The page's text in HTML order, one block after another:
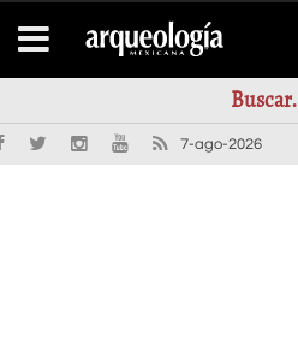
7-ago-2026